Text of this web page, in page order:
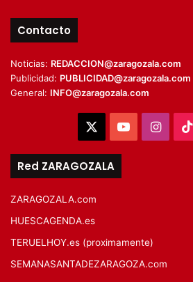
Contacto
Noticias: REDACCION@zaragozala.com
Publicidad: PUBLICIDAD@zaragozala.com
General: INFO@zaragozala.com
YouTube
Red ZARAGOZALA
ZARAGOZALA.com
HUESCAGENDA.es
TERUELHOY.es (proximamente)
SEMANASANTADEZARAGOZA.com